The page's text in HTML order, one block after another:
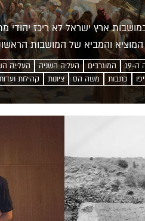
ארץ ישראל לא ריכז יהודי
המוציא והמביא של המושבות
19 המוגרבים העליה השניה העלייה
יפו כתבות משה הס ציונות קהילות